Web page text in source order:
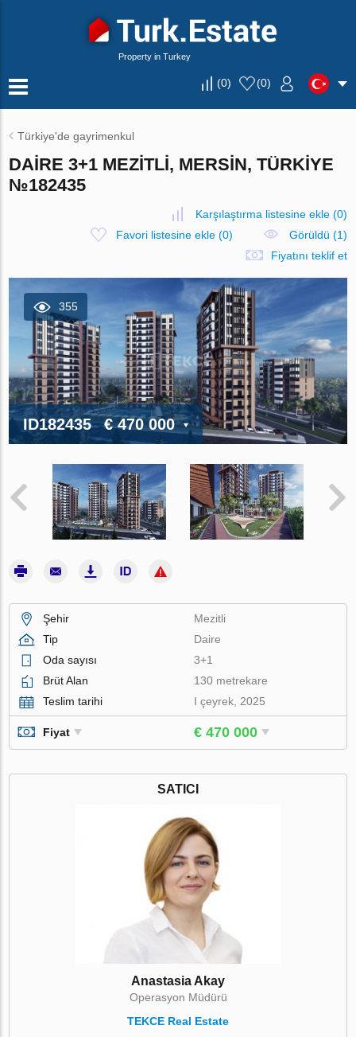
Property in Turkey
(0) (0)
Türkiye'de gayrimenkul
DAIRE 3+1 MEZITLI, MERSIN, TÜRKIYE
№182435
Karşılaştırma listesine ekle(0)
Favori listesine ekle(0)
Görüldü (1)
Fiyatını teklif et
355
ID182435 € 470 000
Şehir
Mezitli
Tip
Daire
Oda sayısı
3+1
Brüt Alan
130 metrekare
Teslim tarihi
I çeyrek, 2025
Fiyat € 470 000
SATICI
Anastasia Akay
Operasyon Müdürü
TEKCE Real Estate